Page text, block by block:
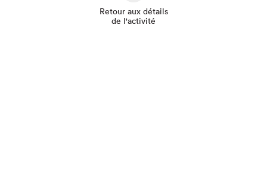
Retour aux détails
de l'activité